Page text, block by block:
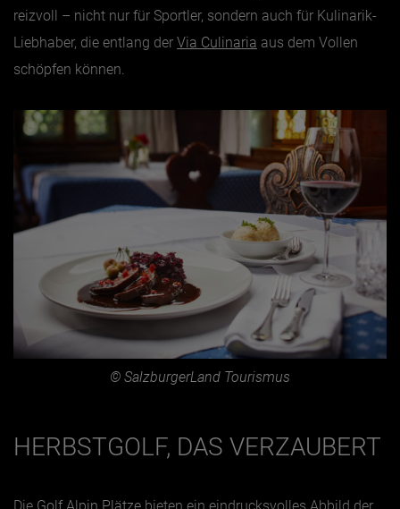
reizvoll – nicht nur für Sportler, sondern auch für Kulinarik-
Liebhaber, die entlang der Via Culinaria aus dem Vollen
schöpfen können.
© SalzburgerLand Tourismus
HERBSTGOLF, DAS VERZAUBERT